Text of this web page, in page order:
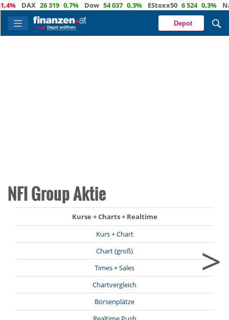
DAX 26 319 0,7% Dow 54 037 0,3% EStoxx50 6 524 0,3%
Depot
NFI Group Aktie
Kurse + Charts + Realtime
Kurs + Chart
Chart (groß)
Times + Sales
Chartvergleich
Börsenplätze
>